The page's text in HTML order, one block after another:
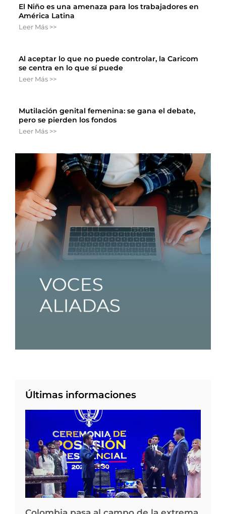
El Niño es una amenaza para los trabajadores en
América Latina
Leer Más >>
Al aceptar lo que no puede controlar, la Caricom
se centra en lo que sí puede
Leer Más >>
Mutilación genital femenina: se gana el debate,
pero se pierden los fondos
Leer Más >>
Últimas informaciones